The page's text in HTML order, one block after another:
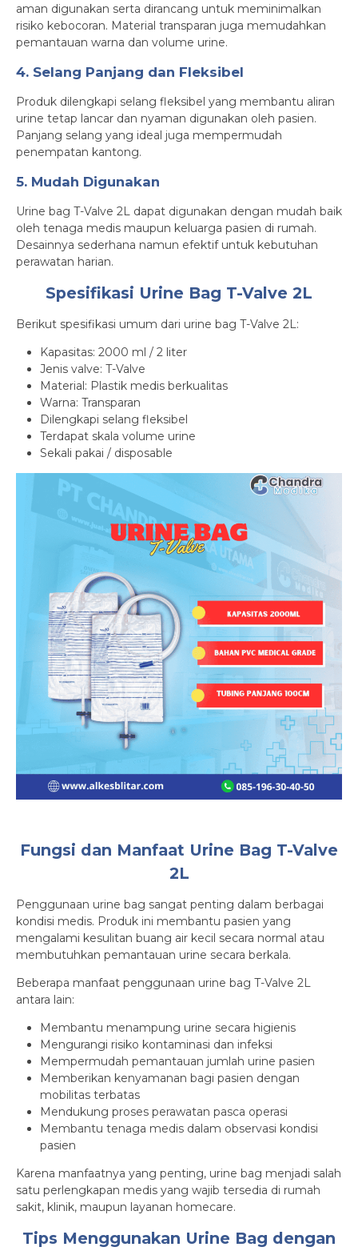
aman digunakan serta dirancang untuk meminimalkan
risiko kebocoran. Material transparan juga memudahkan
pemantauan warna dan volume urine.
4. Selang Panjang dan Fleksibel
Produk dilengkapi selang fleksibel yang membantu aliran
urine tetap lancar dan nyaman digunakan oleh pasien.
Panjang selang yang ideal juga mempermudah
penempatan kantong.
5. Mudah Digunakan
Urine bag T-Valve 2L dapat digunakan dengan mudah baik
oleh tenaga medis maupun keluarga pasien di rumah.
Desainnya sederhana namun efektif untuk kebutuhan
perawatan harian.
Spesifikasi Urine Bag T-Valve 2L
Berikut spesifikasi umum dari urine bag T-Valve 2L:
Kapasitas: 2000 ml / 2 liter
Jenis valve: T-Valve
Material: Plastik medis berkualitas
Warna: Transparan
Dilengkapi selang fleksibel
Terdapat skala volume urine
Sekali pakai / disposable
Fungsi dan Manfaat Urine Bag T-Valve
2L
Penggunaan urine bag sangat penting dalam berbagai
kondisi medis. Produk ini membantu pasien yang
mengalami kesulitan buang air kecil secara normal atau
membutuhkan pemantauan urine secara berkala.
Beberapa manfaat penggunaan urine bag T-Valve 2L
antara lain:
Membantu menampung urine secara higienis
Mengurangi risiko kontaminasi dan infeksi
Mempermudah pemantauan jumlah urine pasien
Memberikan kenyamanan bagi pasien dengan
mobilitas terbatas
Mendukung proses perawatan pasca operasi
Membantu tenaga medis dalam observasi kondisi
pasien
Karena manfaatnya yang penting, urine bag menjadi salah
satu perlengkapan medis yang wajib tersedia di rumah
sakit, klinik, maupun layanan homecare.
Tips Menggunakan Urine Bag dengan